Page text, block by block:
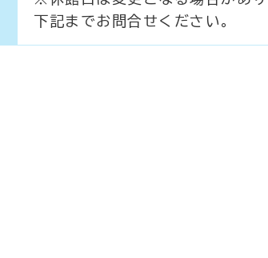
下記までお問合せください。